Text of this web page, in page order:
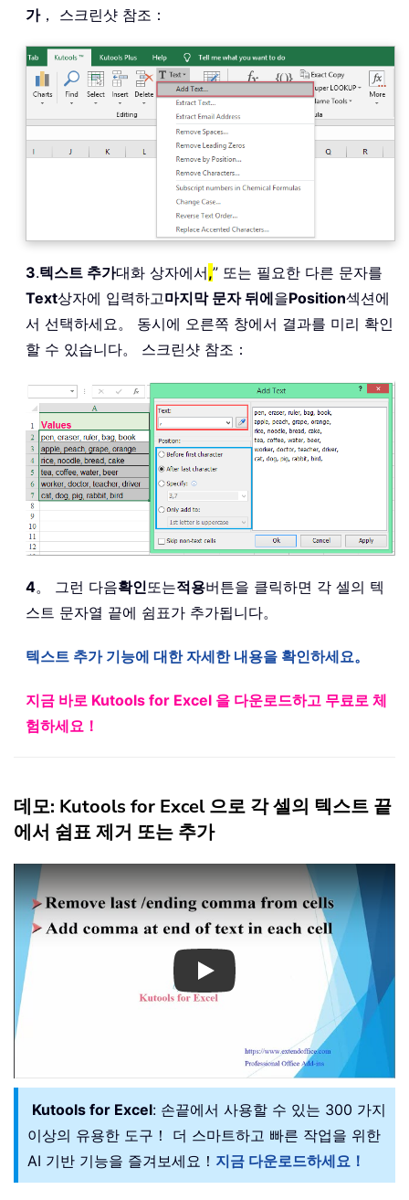
가， 스크린샷 참조：
3.텍스트 추가대화 상자에서,” 또는 필요한 다른 문자를
Text상자에 입력하고마지막 문자 뒤에을Position섹션에
서 선택하세요。 동시에 오른쪽 창에서 결과를 미리 확인
할 수 있습니다。 스크린샷 참조：
4。 그런 다음확인또는적용버튼을 클릭하면 각 셀의 텍
스트 문자열 끝에 쉼표가 추가됩니다。
텍스트 추가 기능에 대한 자세한 내용을 확인하세요。
지금 바로 Kutools for Excel 을 다운로드하고 무료로 체
험하세요！
데모: Kutools for Excel 으로 각 셀의 텍스트 끝
에서 쉼표 제거 또는 추가
Play
Kutools for Excel: 손끝에서 사용할 수 있는 300 가지
이상의 유용한 도구！ 더 스마트하고 빠른 작업을 위한
AI 기반 기능을 즐겨보세요！ 지금 다운로드하세요！